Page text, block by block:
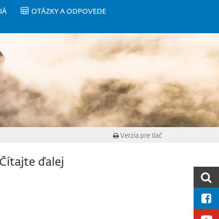
OTÁZKY A ODPOVEDE
Verzia pre tlač
ďalej